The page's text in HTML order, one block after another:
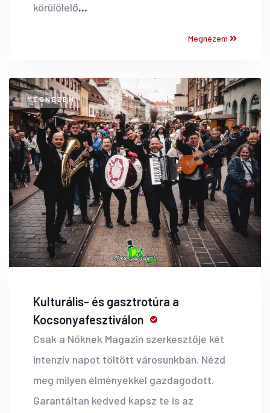
körülölelő...
Megnézem
MEGNÉZEM
Kulturális- és gasztrotúra a
Kocsonyafesztiválon
Csak a Nőknek Magazin szerkesztője két
intenzív napot töltött városunkban. Nézd
meg milyen élményekkel gazdagodott.
Garantáltan kedved kapsz te is az